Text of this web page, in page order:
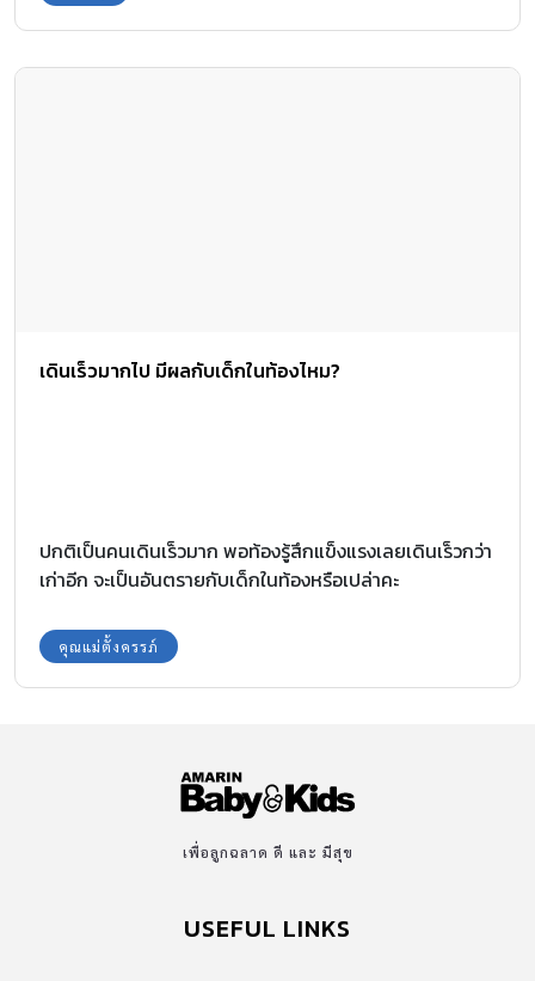
เดินเร็วมากไป มีผลกับเด็กในท้องไหม?
ปกติเป็นคนเดินเร็วมาก พอท้องรู้สึกแข็งแรงเลยเดินเร็วกว่า
เก่าอีก จะเป็นอันตรายกับเด็กในท้องหรือเปล่าคะ
คุณแม่ตั้งครรภ์
เพื่อลูกฉลาด ดี และ มีสุข
USEFUL LINKS